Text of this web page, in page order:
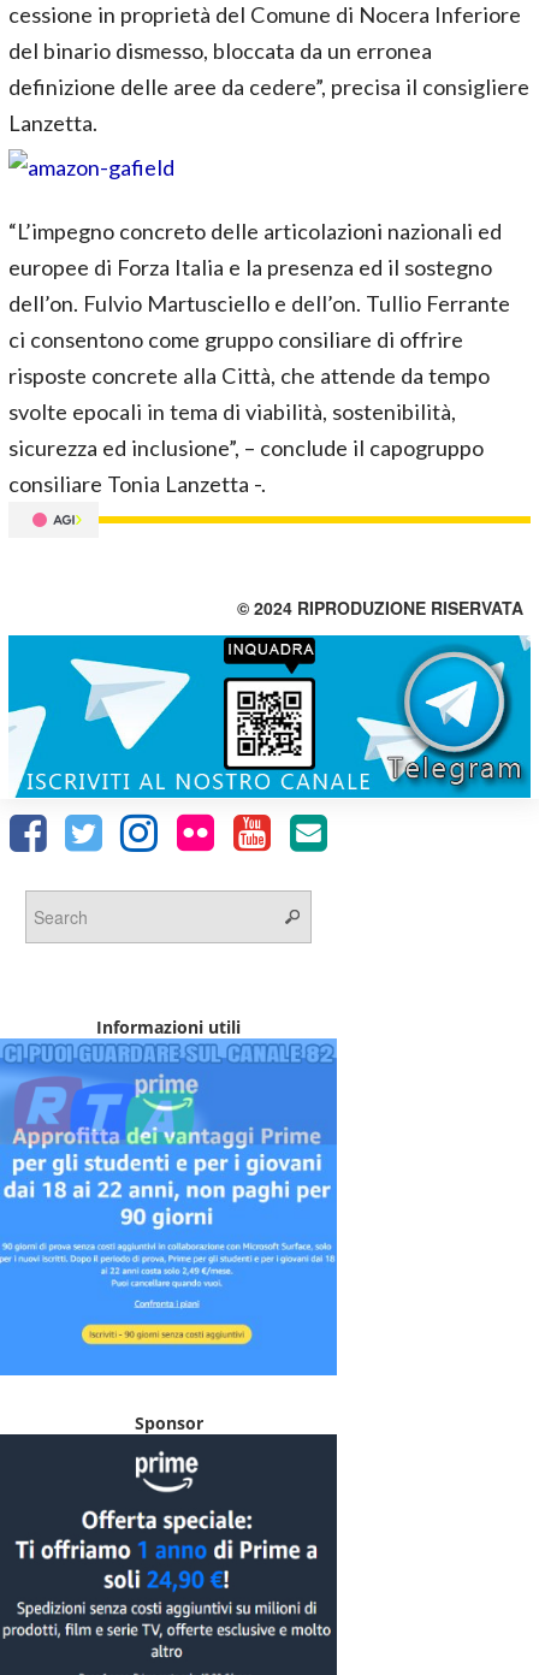
cessione in proprietà del Comune di Nocera Inferiore
del binario dismesso, bloccata da un erronea
definizione delle aree da cedere”, precisa il consigliere
Lanzetta.
“L’impegno concreto delle articolazioni nazionali ed
europee di Forza Italia e la presenza ed il sostegno
dell’on. Fulvio Martusciello e dell’on. Tullio Ferrante
ci consentono come gruppo consiliare di offrire
risposte concrete alla Città, che attende da tempo
svolte epocali in tema di viabilità, sostenibilità,
sicurezza ed inclusione”, – conclude il capogruppo
consiliare Tonia Lanzetta -.
© 2024 RIPRODUZIONE RISERVATA
Informazioni utili
Sponsor